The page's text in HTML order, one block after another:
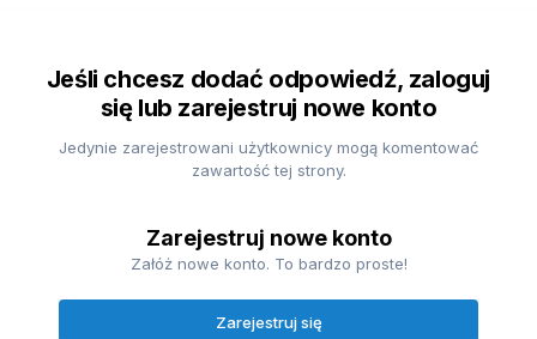
Jeśli chcesz dodać odpowiedź, zaloguj
się lub zarejestruj nowe konto
Jedynie zarejestrowani użytkownicy mogą komentować
zawartość tej strony.
Zarejestruj nowe konto
Załóż nowe konto. To bardzo proste!
Zarejestruj się